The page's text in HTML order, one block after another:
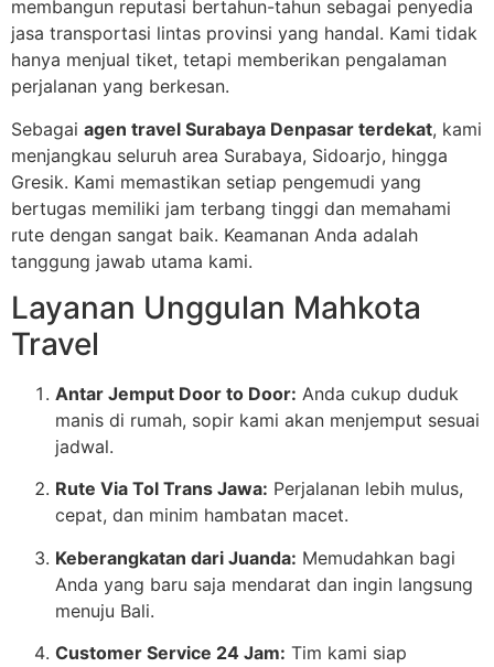
membangun reputasi bertahun-tahun sebagai penyedia
jasa transportasi lintas provinsi yang handal. Kami tidak
hanya menjual tiket, tetapi memberikan pengalaman
perjalanan yang berkesan.
Sebagai agen travel Surabaya Denpasar terdekat, kami
menjangkau seluruh area Surabaya, Sidoarjo, hingga
Gresik. Kami memastikan setiap pengemudi yang
bertugas memiliki jam terbang tinggi dan memahami
rute dengan sangat baik. Keamanan Anda adalah
tanggung jawab utama kami.
Layanan Unggulan Mahkota
Travel
Antar Jemput Door to Door: Anda cukup duduk
manis di rumah, sopir kami akan menjemput sesuai
jadwal.
Rute Via Tol Trans Jawa: Perjalanan lebih mulus,
cepat, dan minim hambatan macet.
Keberangkatan dari Juanda: Memudahkan bagi
Anda yang baru saja mendarat dan ingin langsung
menuju Bali.
Customer Service 24 Jam: Tim kami siap